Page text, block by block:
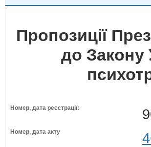
Пропозиції
до Закону
Номер, дата реєстрації:
Номер, дата акту